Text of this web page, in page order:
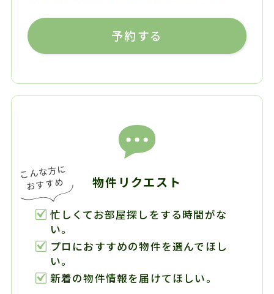
予約する
物件リクエスト
忙しくてお部屋探しをする時間がな
い。
プロにおすすめの物件を選んでほし
い。
新着の物件情報を届けてほしい。